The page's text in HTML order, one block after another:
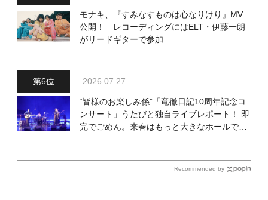
モナキ、『すみなすものは心なりけり』MV
公開！ レコーディングにはELT・伊藤一朗
がリードギターで参加
2026.07.27
“皆様のお楽しみ係”「竜徹日記10周年記念コ
ンサート」うたびと独自ライブレポート！ 即
完でごめん。来春はもっと大きなホールであ
Recommended by